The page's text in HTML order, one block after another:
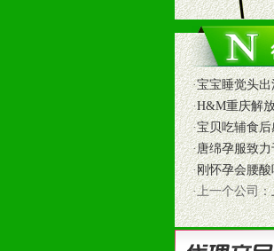
2、终端宣传
提供全国统
3、大型促销
根据市场开发
专业的孕婴童
专业的孕婴童
4、专业完善
5、确保经销
6、实施经营
7、严格控制
8、提供合理
9、及时有力
·宝宝睡觉头
·H&M重庆解
·宝贝吃辅食
·唐绵孕服致
·刚怀孕会腰酸
·上一个公司：